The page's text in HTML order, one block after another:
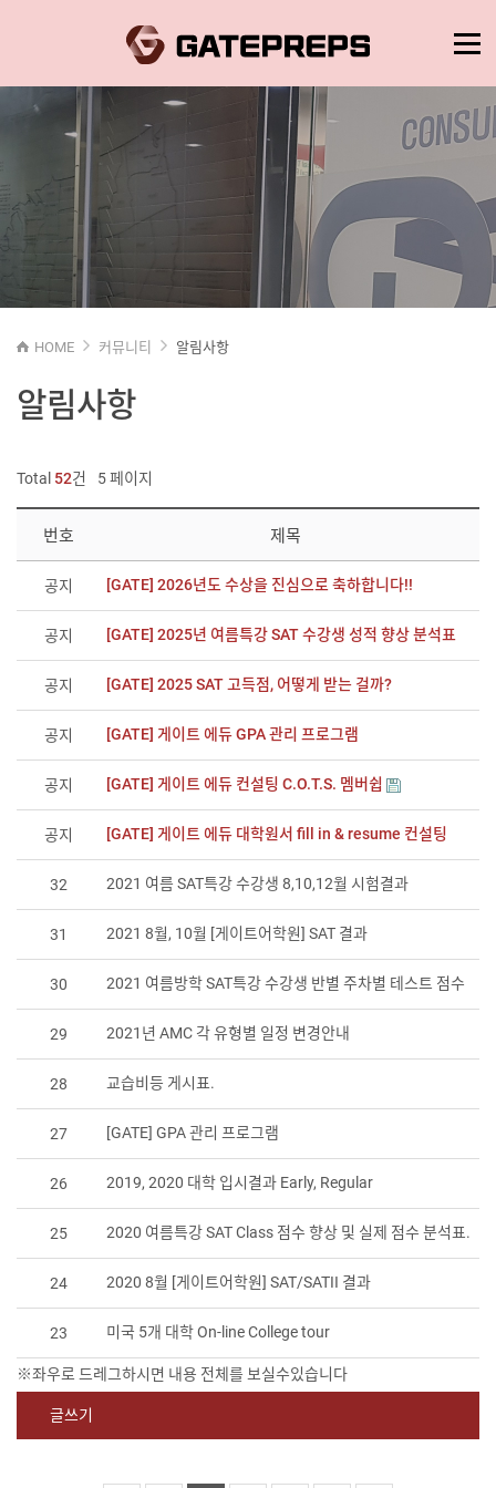
HOME 커뮤니티 알림사항
알림사항
Total 52건 5 페이지
번호 제목
공지 [GATE] 2026년도 수상을 진심으로 축하합니다!!
공지 [GATE] 2025년 여름특강 SAT 수강생 성적 향상 분석표
공지 [GATE] 2025 SAT 고득점, 어떻게 받는 걸까?
공지 [GATE] 게이트 에듀 GPA 관리 프로그램
공지 [GATE] 게이트 에듀 컨설팅 C.O.T.S. 멤버쉽
공지 [GATE] 게이트 에듀 대학원서 fill in & resume 컨설팅
32 2021 여름 SAT특강 수강생 8,10,12월 시험결과
31 2021 8월, 10월 [게이트어학원] SAT 결과
30 2021 여름방학 SAT특강 수강생 반별 주차별 테스트 점수
29 2021년 AMC 각 유형별 일정 변경안내
28 교습비등 게시표.
27 [GATE] GPA 관리 프로그램
26 2019, 2020 대학 입시결과 Early, Regular
25 2020 여름특강 SAT Class 점수 향상 및 실제 점수 분석표.
24 2020 8월 [게이트어학원] SAT/SATII 결과
23 미국 5개 대학 On-line College tour
글쓰기